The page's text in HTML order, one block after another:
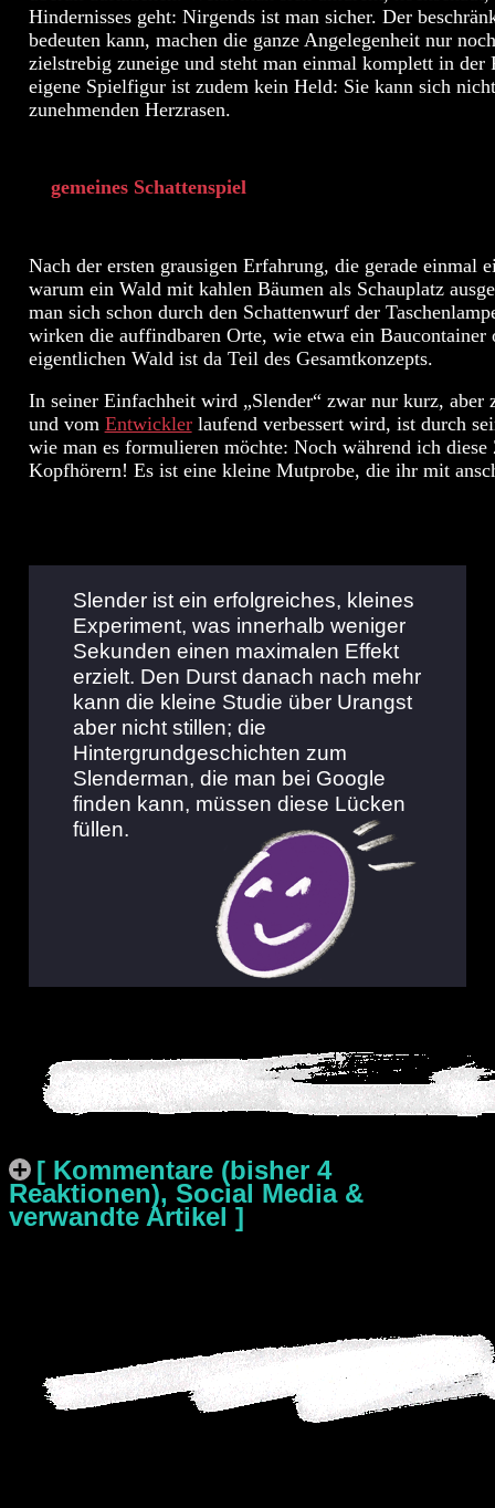
Hindernisses geht: Nirgends ist man sicher. Der
bedeuten kann, machen die ganze Angelegenheit nur
zielstrebig zuneige und steht man einmal komplett in
eigene Spielfigur ist zudem kein Held: Sie kann sich
zunehmenden Herzrasen.
gemeines Schattenspiel
Nach der ersten grausigen Erfahrung, die gerade einmal
warum ein Wald mit kahlen Bäumen als Schauplatz
man sich schon durch den Schattenwurf der
wirken die auffindbaren Orte, wie etwa ein
eigentlichen Wald ist da Teil des Gesamtkonzepts.
In seiner Einfachheit wird „Slender“ zwar nur kurz,
und vom Entwicklerlaufend verbessert wird, ist durch
wie man es formulieren möchte: Noch während ich
Kopfhörern! Es ist eine kleine Mutprobe, die ihr mit
Slender ist ein erfolgreiches, kleines
Experiment, was innerhalb weniger
Sekunden einen maximalen Effekt
erzielt. Den Durst danach nach mehr
kann die kleine Studie über Urangst
aber nicht stillen; die
Hintergrundgeschichten zum
Slenderman, die man bei Google
finden kann, müssen diese Lücken
füllen.
[ Kommentare (bisher 4
Reaktionen), Social Media &
verwandte Artikel ]